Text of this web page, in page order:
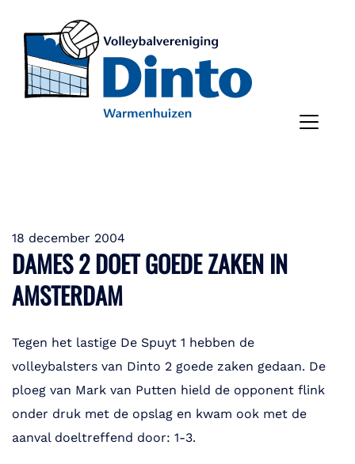
18 december 2004
DAMES 2 DOET GOEDE ZAKEN IN
AMSTERDAM
Tegen het lastige De Spuyt 1 hebben de
volleybalsters van Dinto 2 goede zaken gedaan. De
ploeg van Mark van Putten hield de opponent flink
onder druk met de opslag en kwam ook met de
aanval doeltreffend door: 1-3.